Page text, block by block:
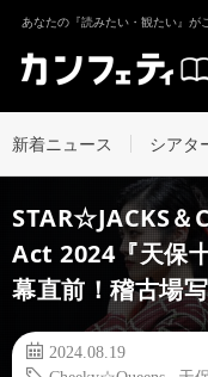
あなたの『読みたい・観たい』が
新着ニュース シアタ
STAR☆JACKS
Act 2024『天保
幕直前！稽古場
2024.08.19